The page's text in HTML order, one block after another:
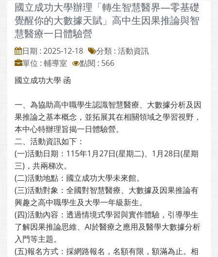
國立成功大學辦理「轉生智慧醫界—零基礎
覺醒你的大數據天賦」高中生因果推論與智
慧醫療一日體驗營
日期 : 2025-12-18
分類 : 活動資訊
單位 : 輔導室
點閱 : 566
國立成功大學 函
一、為協助高中職學生認識智慧醫療、大數據分析及因
果推論之基本概念，並拓展其在相關領域之學習視野，
本中心特辦理旨揭一日體驗營。
二、活動資訊如下：
(一)活動日期：115年1月27日(星期二)、1月28日(星期
三)，共兩梯次。
(二)活動地點：國立成功大學未來館。
(三)活動對象：全國對智慧醫療、大數據及因果推論有
興趣之高中職學生及大學一年級新生。
(四)活動內容：透過情境式學習與實作體驗，引導學生
了解因果推論思維、AI於醫療之應用及醫學大數據分析
入門等主題。
(五)報名方式：採網路報名，名額有限，額滿為止。相